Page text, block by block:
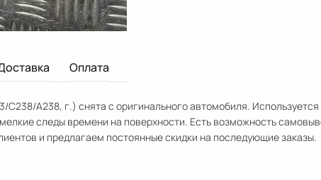
Оплата
C238/A238, г.) снята с оригинального автомобиля. Используется
следы времени на поверхности. Есть возможность
и предлагаем постоянные скидки на последующие заказы.